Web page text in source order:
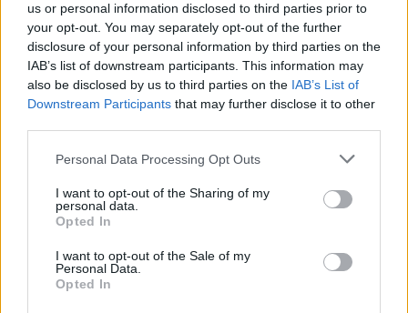
us or personal information disclosed to third parties prior to
your opt-out. You may separately opt-out of the further
disclosure of your personal information by third parties on the
IAB’s list of downstream participants. This information may
also be disclosed by us to third parties on the IAB’s List of
Downstream Participants that may further disclose it to other
Personal Data Processing Opt Outs
I want to opt-out of the Sharing of my
personal data.
Opted In
I want to opt-out of the Sale of my
Personal Data.
Opted In